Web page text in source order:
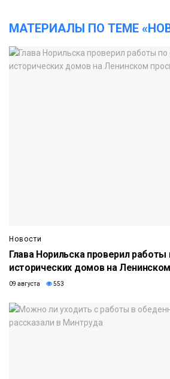
МАТЕРИАЛЫ ПО ТЕМЕ
Новости
Глава Норильска проверил
исторических домов на
09 августа 553